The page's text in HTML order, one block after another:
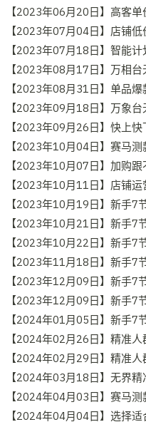
【2023年06月20日】高客
【2023年07月04日】店铺
【2023年07月18日】智能
【2023年08月17日】万相
【2023年08月31日】单品
【2023年09月18日】万象
【2023年09月26日】快上
【2023年10月04日】赛马
【2023年10月07日】加购
【2023年10月11日】店铺
【2023年10月19日】新手7
【2023年10月21日】新手7
【2023年10月22日】新手7
【2023年11月18日】新手7
【2023年12月09日】新手7
【2023年12月09日】新手7
【2024年01月05日】新手7
【2024年02月26日】精准
【2024年02月29日】精准
【2024年03月18日】无界
【2024年04月03日】赛马
【2024年04月04日】选择